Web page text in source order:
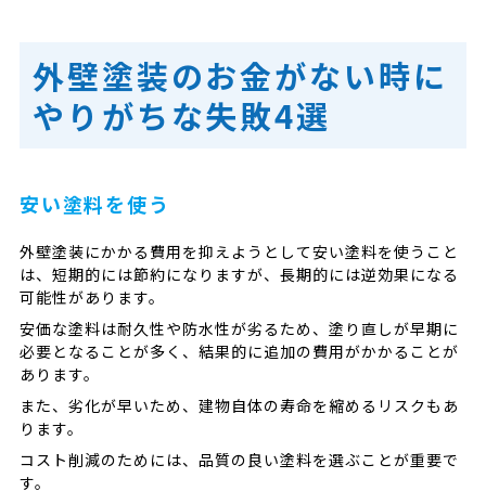
外壁塗装のお金がない時に
やりがちな失敗4選
安い塗料を使う
外壁塗装にかかる費用を抑えようとして安い塗料を使うこと
は、短期的には節約になりますが、長期的には逆効果になる
可能性があります。
安価な塗料は耐久性や防水性が劣るため、塗り直しが早期に
必要となることが多く、結果的に追加の費用がかかることが
あります。
また、劣化が早いため、建物自体の寿命を縮めるリスクもあ
ります。
コスト削減のためには、品質の良い塗料を選ぶことが重要で
す。